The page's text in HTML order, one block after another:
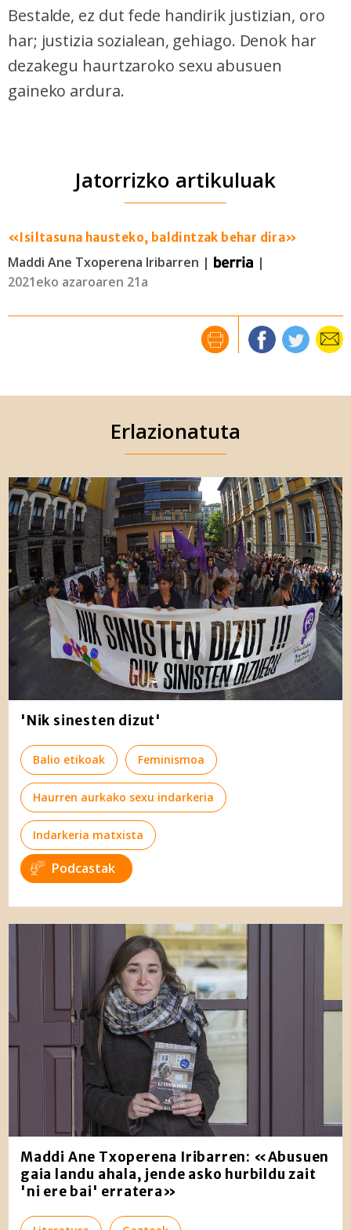
Bestalde, ez dut fede handirik justizian, oro
har; justizia sozialean, gehiago. Denok har
dezakegu haurtzaroko sexu abusuen
gaineko ardura.
Jatorrizko artikuluak
«Isiltasuna hausteko, baldintzak behar dira»
Maddi Ane Txoperena Iribarren |
|
2021eko azaroaren 21a
Erlazionatuta
'Nik sinesten dizut'
Balio etikoak Feminismoa
Haurren aurkako sexu indarkeria
Indarkeria matxista
Podcastak
Maddi Ane Txoperena Iribarren: «Abusuen
gaia landu ahala, jende asko hurbildu zait
'ni ere bai' erratera»